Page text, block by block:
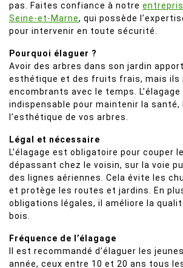
pas. Faites confiance à notre
Seine-et-Marne, qui possède
pour intervenir en toute sécurité.
Pourquoi élaguer ?
Avoir des arbres dans son jardin
esthétique et des fruits frais, mais ils
encombrants avec le temps.
indispensable pour maintenir la
l’esthétique de vos arbres.
Légal et nécessaire
L’élagage est obligatoire pour couper
dépassant chez le voisin, sur la voie
des lignes aériennes. Cela évite les
et protège les routes et jardins. En
obligations légales, il améliore la
bois.
Fréquence de l’élagage
Il est recommandé d’élaguer les
année, ceux entre 10 et 20 ans tous